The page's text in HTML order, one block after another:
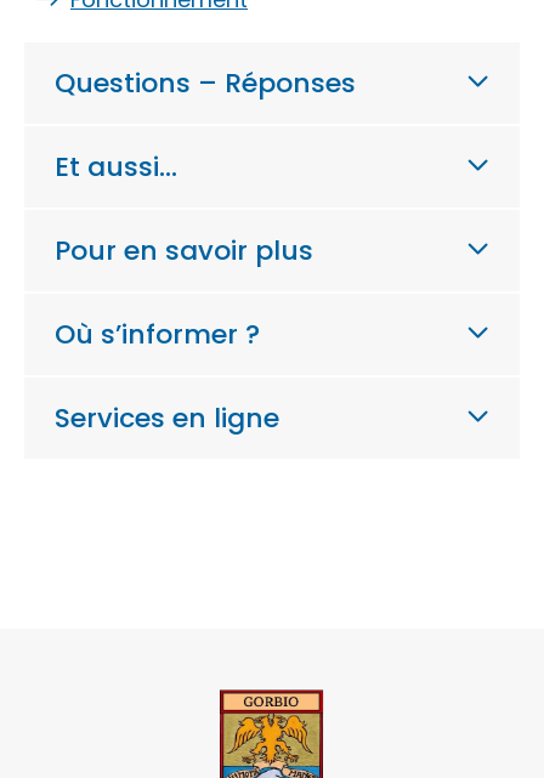
Questions – Réponses
Et aussi…
Pour en savoir plus
Où s’informer ?
Services en ligne